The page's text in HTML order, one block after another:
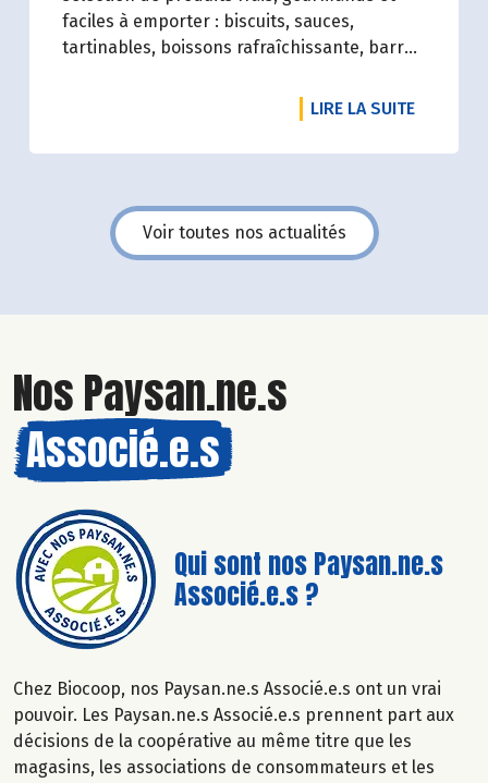
faciles à emporter : biscuits, sauces,
tartinables, boissons rafraîchissante, barres
une sélection de produits du 2 juillet au 12
LIRE LA SUITEDE
Voir toutes nos actualités
Nos Paysan.ne.s
Associé.e.s
Qui sont nos Paysan.ne.s
Associé.e.s ?
Chez Biocoop, nos Paysan.ne.s Associé.e.s ont un vrai
pouvoir. Les Paysan.ne.s Associé.e.s prennent part aux
décisions de la coopérative au même titre que les
magasins, les associations de consommateurs et les